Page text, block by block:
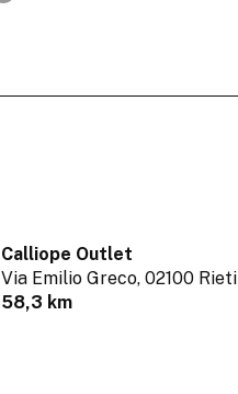
Calliope Outlet
Via Emilio Greco, 02100 Rieti
58,3 km